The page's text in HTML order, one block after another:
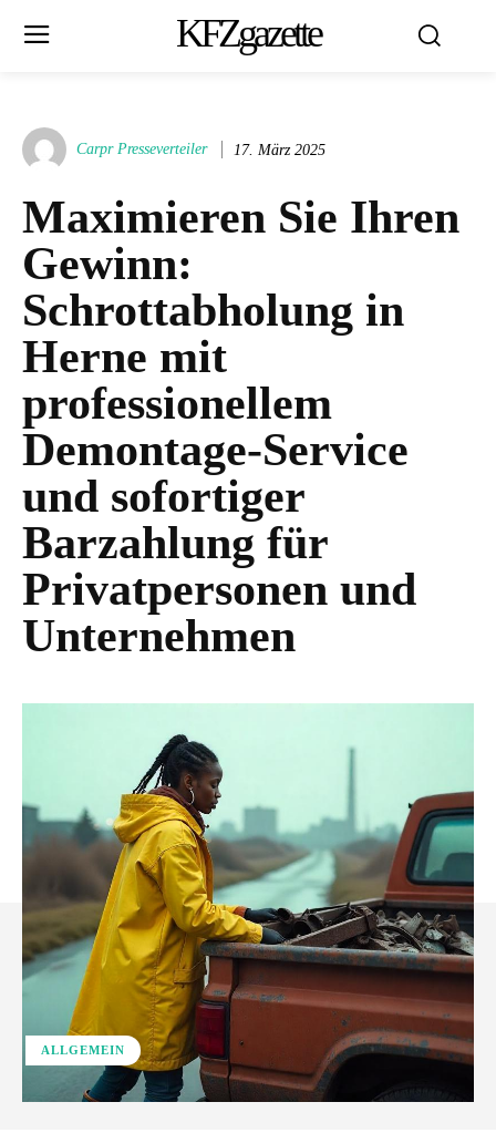
KFZgazette
Carpr Presseverteiler 17. März 2025
Maximieren Sie Ihren
Gewinn:
Schrottabholung in
Herne mit
professionellem
Demontage-Service
und sofortiger
Barzahlung für
Privatpersonen und
Unternehmen
ALLGEMEIN